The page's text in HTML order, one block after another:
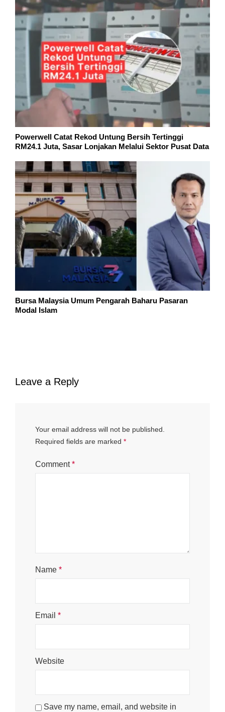
Powerwell Catat Rekod Untung Bersih Tertinggi
RM24.1 Juta, Sasar Lonjakan Melalui Sektor Pusat Data
Bursa Malaysia Umum Pengarah Baharu Pasaran
Modal Islam
Leave a Reply
Your email address will not be published.
Required fields are marked *
Comment*
Name *
Email *
Website
Save my name, email, and website in